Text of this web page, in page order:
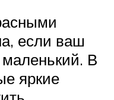
если ваш
В
яркие